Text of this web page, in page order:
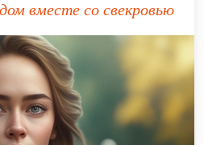
вместе со свекровью